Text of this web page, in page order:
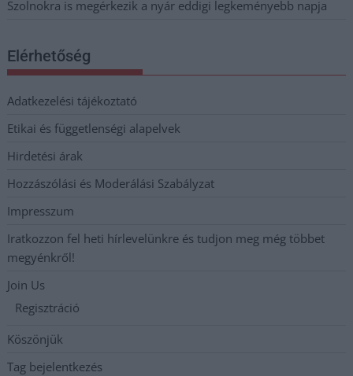
Szolnokra is megérkezik a nyár eddigi legkeményebb napja
Elérhetőség
Adatkezelési tájékoztató
Etikai és függetlenségi alapelvek
Hirdetési árak
Hozzászólási és Moderálási Szabályzat
Impresszum
Iratkozzon fel heti hírlevelünkre és tudjon meg még többet
megyénkről!
Join Us
Regisztráció
Köszönjük
Tag bejelentkezés